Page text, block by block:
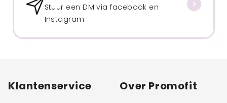
Stuur een DM via facebook en
Instagram
Klantenservice Over Promofit